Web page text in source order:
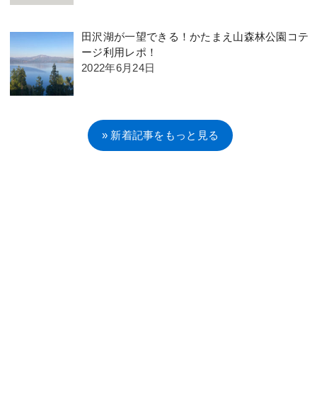
田沢湖が一望できる！かたまえ山森林公園コテ
ージ利用レポ！
2022年6月24日
» 新着記事をもっと見る